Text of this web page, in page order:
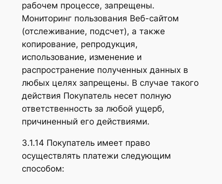
рабочем процессе, запрещены.
Мониторинг пользования Веб-сайтом
(отслеживание, подсчет), а также
копирование, репродукция,
использование, изменение и
распространение полученных данных в
любых целях запрещены. В случае такого
действия Покупатель несет полную
ответственность за любой ущерб,
причиненный его действиями.
3.1.14 Покупатель имеет право
осуществлять платежи следующим
способом: